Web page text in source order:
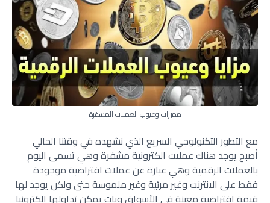
مميزات وعيوب العملات المشفرة
مع التطور التكنولوجي السريع الذي نشهده في وقتنا الحالي
أصبح يوجد هناك عملات الكترونية مشفرة وهي تسمى اليوم
بالعملات الرقمية وهي عبارة عن عملات افتراضية موجودة
فقط على الانترنت وغير مرئية وغير ملموسة حتى ولكن يوجد لها
قيمة افتراضية معينة في الأسواق وبات يمكن تداولها الكترونيا